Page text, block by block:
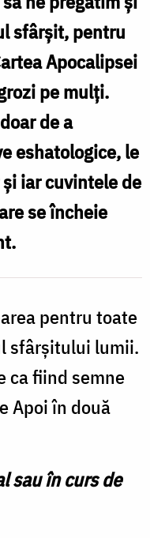
sfârșit, pentru
Apocalipsei
pe mulți.
de a
eshatologice, le
iar cuvintele de
se încheie
pentru toate
sfârșitului lumii.
ca fiind semne
Apoi în două
sau în curs de